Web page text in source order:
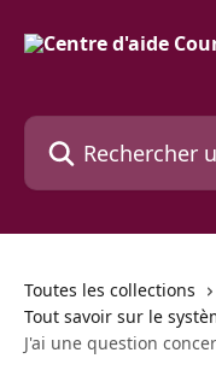
Rechercher un
Toutes les collections
Tout savoir sur le
J'ai une question